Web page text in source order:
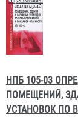
НПБ 105-03
ПОМЕЩЕНИЙ,
УСТАНОВОК ПО